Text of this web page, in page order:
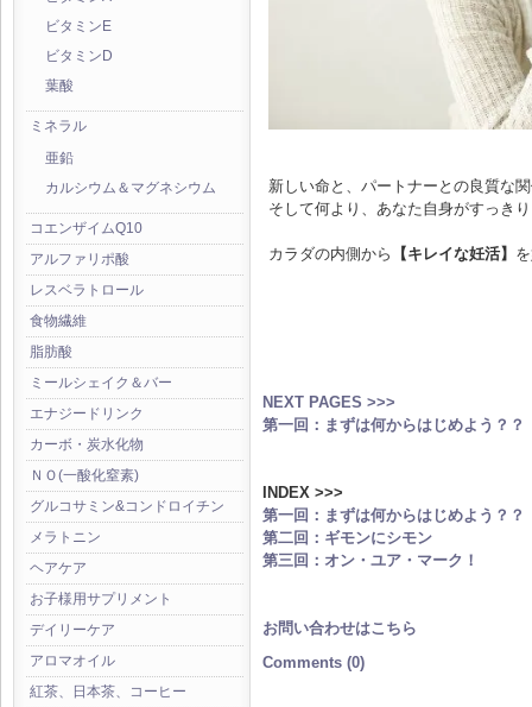
ビタミンE
ビタミンD
葉酸
ミネラル
亜鉛
カルシウム＆マグネシウム
コエンザイムQ10
アルファリポ酸
レスベラトロール
食物繊維
脂肪酸
ミールシェイク＆バー
エナジードリンク
カーボ・炭水化物
ＮＯ(一酸化窒素)
グルコサミン&コンドロイチン
メラトニン
ヘアケア
お子様用サプリメント
デイリーケア
アロマオイル
紅茶、日本茶、コーヒー
新しい命と、パートナーとの良質な
そして何より、あなた自身がすっき
カラダの内側から 【キレイな妊活】
NEXT PAGES >>>
第一回：まずは何からはじめよう？？
INDEX >>>
第一回：まずは何からはじめよう？？
第二回：ギモンにシモン
第三回：オン・ユア・マーク！
お問い合わせはこちら
Comments (0)